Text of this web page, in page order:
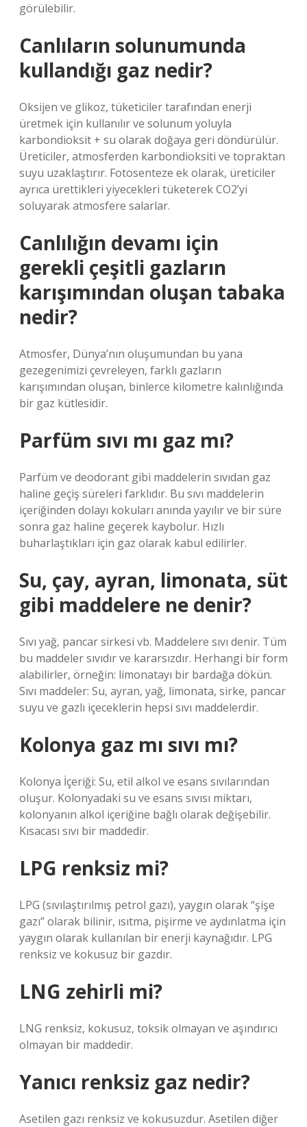
görülebilir.
Canlıların solunumunda
kullandığı gaz nedir?
Oksijen ve glikoz, tüketiciler tarafından enerji
üretmek için kullanılır ve solunum yoluyla
karbondioksit + su olarak doğaya geri döndürülür.
Üreticiler, atmosferden karbondioksiti ve topraktan
suyu uzaklaştırır. Fotosenteze ek olarak, üreticiler
ayrıca ürettikleri yiyecekleri tüketerek CO2’yi
soluyarak atmosfere salarlar.
Canlılığın devamı için
gerekli çeşitli gazların
karışımından oluşan tabaka
nedir?
Atmosfer, Dünya’nın oluşumundan bu yana
gezegenimizi çevreleyen, farklı gazların
karışımından oluşan, binlerce kilometre kalınlığında
bir gaz kütlesidir.
Parfüm sıvı mı gaz mı?
Parfüm ve deodorant gibi maddelerin sıvıdan gaz
haline geçiş süreleri farklıdır. Bu sıvı maddelerin
içeriğinden dolayı kokuları anında yayılır ve bir süre
sonra gaz haline geçerek kaybolur. Hızlı
buharlaştıkları için gaz olarak kabul edilirler.
Su, çay, ayran, limonata, süt
gibi maddelere ne denir?
Sıvı yağ, pancar sirkesi vb. Maddelere sıvı denir. Tüm
bu maddeler sıvıdır ve kararsızdır. Herhangi bir form
alabilirler, örneğin: limonatayı bir bardağa dökün.
Sıvı maddeler: Su, ayran, yağ, limonata, sirke, pancar
suyu ve gazlı içeceklerin hepsi sıvı maddelerdir.
Kolonya gaz mı sıvı mı?
Kolonya İçeriği: Su, etil alkol ve esans sıvılarından
oluşur. Kolonyadaki su ve esans sıvısı miktarı,
kolonyanın alkol içeriğine bağlı olarak değişebilir.
Kısacası sıvı bir maddedir.
LPG renksiz mi?
LPG (sıvılaştırılmış petrol gazı), yaygın olarak “şişe
gazı” olarak bilinir, ısıtma, pişirme ve aydınlatma için
yaygın olarak kullanılan bir enerji kaynağıdır. LPG
renksiz ve kokusuz bir gazdır.
LNG zehirli mi?
LNG renksiz, kokusuz, toksik olmayan ve aşındırıcı
olmayan bir maddedir.
Yanıcı renksiz gaz nedir?
Asetilen gazı renksiz ve kokusuzdur. Asetilen diğer